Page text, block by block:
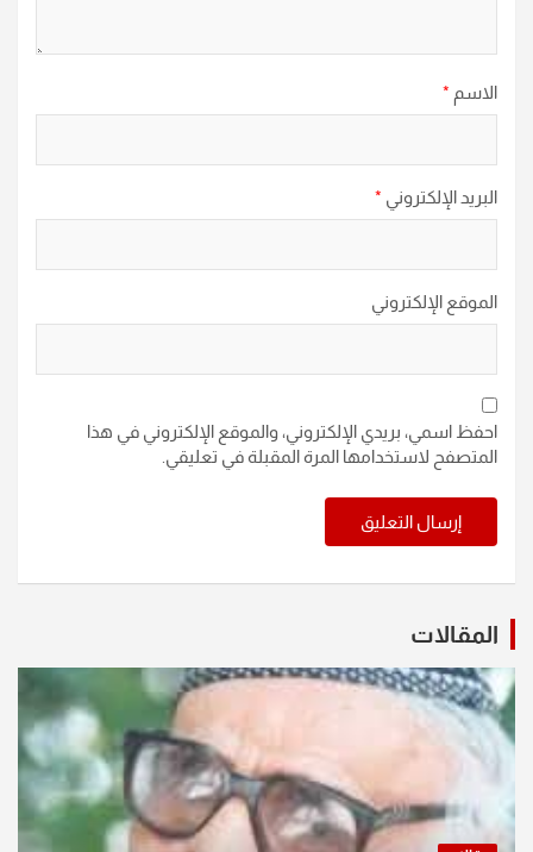
الاسم *
البريد الإلكتروني *
الموقع الإلكتروني
احفظ اسمي، بريدي الإلكتروني، والموقع الإلكتروني في هذا
المتصفح لاستخدامها المرة المقبلة في تعليقي.
المقالات